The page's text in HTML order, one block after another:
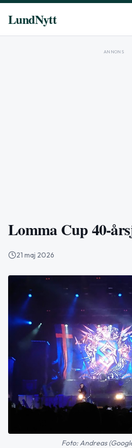
LundNytt
ANNONS
Lomma Cup 40-
21 maj 2026
Foto: Andreas